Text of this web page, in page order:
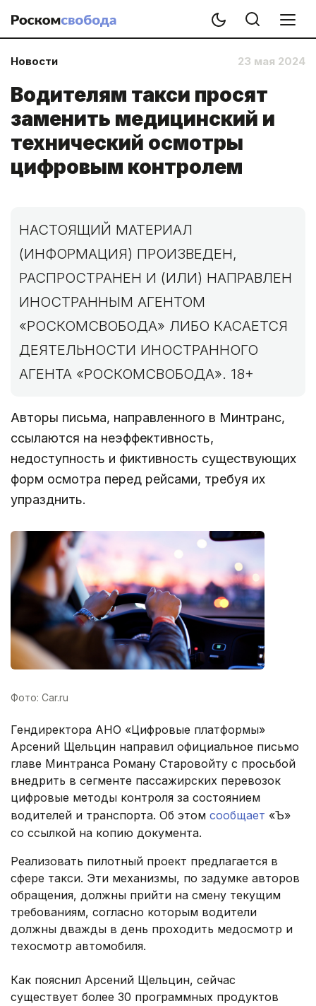
Новости 23 мая 2024
Водителям такси просят
заменить медицинский и
технический осмотры
цифровым контролем
НАСТОЯЩИЙ МАТЕРИАЛ
(ИНФОРМАЦИЯ) ПРОИЗВЕДЕН,
РАСПРОСТРАНЕН И (ИЛИ) НАПРАВЛЕН
ИНОСТРАННЫМ АГЕНТОМ
«РОСКОМСВОБОДА» ЛИБО КАСАЕТСЯ
ДЕЯТЕЛЬНОСТИ ИНОСТРАННОГО
АГЕНТА «РОСКОМСВОБОДА». 18+
Авторы письма, направленного в Минтранс,
ссылаются на неэффективность,
недоступность и фиктивность существующих
форм осмотра перед рейсами, требуя их
упразднить.
Фото: Car.ru
Гендиректора АНО «Цифровые платформы»
Арсений Щельцин направил официальное письмо
главе Минтранса Роману Старовойту с просьбой
внедрить в сегменте пассажирских перевозок
цифровые методы контроля за состоянием
водителей и транспорта. Об этом сообщает «Ъ»
со ссылкой на копию документа.
Реализовать пилотный проект предлагается в
сфере такси. Эти механизмы, по задумке авторов
обращения, должны прийти на смену текущим
требованиям, согласно которым водители
должны дважды в день проходить медосмотр и
техосмотр автомобиля.
Как пояснил Арсений Щельцин, сейчас
существует более 30 программных продуктов